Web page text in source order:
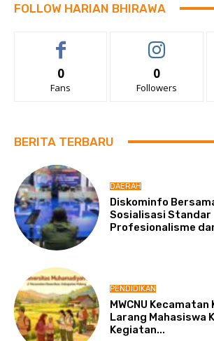
FOLLOW HARIAN BHIRAWA
0
Fans
0
Followers
BERITA TERBARU
DAERAH
Diskominfo
Sosialisasi Standar
Profesionalisme
PENDIDIKAN
MWCNU Kecamatan
Larang Mahasiswa
Kegiatan...